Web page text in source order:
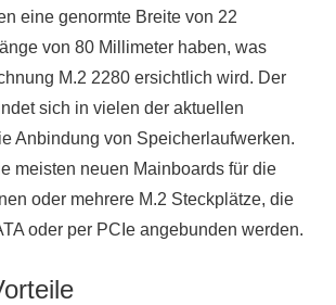
eine genormte Breite von 22
von 80 Millimeter haben, was
M.2 2280 ersichtlich wird. Der
sich in vielen der aktuellen
Anbindung von Speicherlaufwerken.
meisten neuen Mainboards für die
oder mehrere M.2 Steckplätze, die
oder per PCIe angebunden werden.